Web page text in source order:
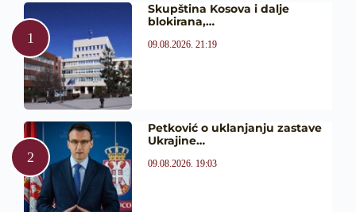
Skupština Kosova i dalje
blokirana,…
09.08.2026. 21:19
Petković o uklanjanju zastave
Ukrajine…
09.08.2026. 19:03